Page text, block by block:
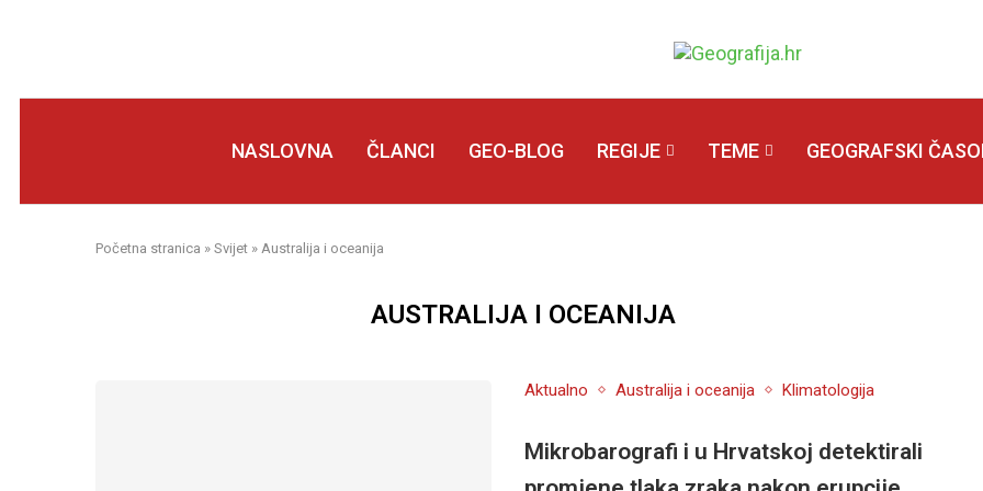
NASLOVNA ČLANCI GEO-BLOG REGIJE TEME GEOGRAFSKI
Početna stranica » Svijet » Australija i oceanija
AUSTRALIJA I OCEANIJA
Aktualno Australija i oceanija Klimatologija
Mikrobarografi i u Hrvatskoj detektirali